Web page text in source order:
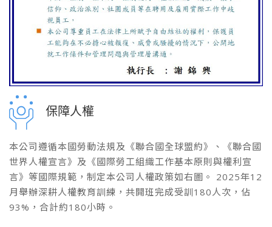
保障人權
本公司遵循本國勞動法規及《聯合國全球盟約》、《聯合國
世界人權宣言》及《國際勞工組織工作基本原則與權利宣
言》等國際規範，制定本公司人權政策如右圖。 2025年12
月舉辦深耕人權教育訓練，共開班完成受訓180人次，佔
93%，合計約180小時。